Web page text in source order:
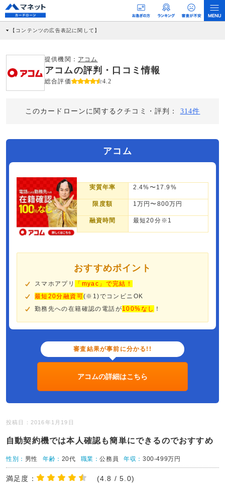
【コンテンツの広告表記に関して】
社に対して企業から紹介報酬が支払われるという収益モデルです。 ただし、特定の
商品を根拠なくPRするものではなく、当編集部の調査／ユーザーへの口コミ収集な
どに基づき、公平性を担保した情報提供を行っています。
>提携企業一覧
提供機関： アコム
アコムの評判・口コミ情報
総合評価 4.2
このカードローンに関するクチコミ・評判： 314件
アコム
実質年率 2.4%〜17.9%
限度額 1万円〜800万円
融資時間 最短20分※1
おすすめポイント
スマホアプリ
「myac」で完結！
最短20分融資可(※1)でコンビニOK
勤務先への在籍確認の電話が100%なし ！
審査結果が事前に分かる!!
アコムの詳細はこちら
投稿日：2016年1月19日
自動契約機では本人確認も簡単にできるのでおすすめ
性別： 男性 年齢： 20代 職業：公務員 年収：300-499万円
満足度： (4.8 / 5.0)